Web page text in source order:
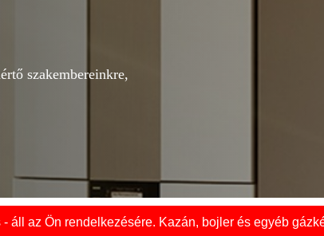
szakembereinkre,
áll az Ön rendelkezésére. Kazán, bojler és egyéb